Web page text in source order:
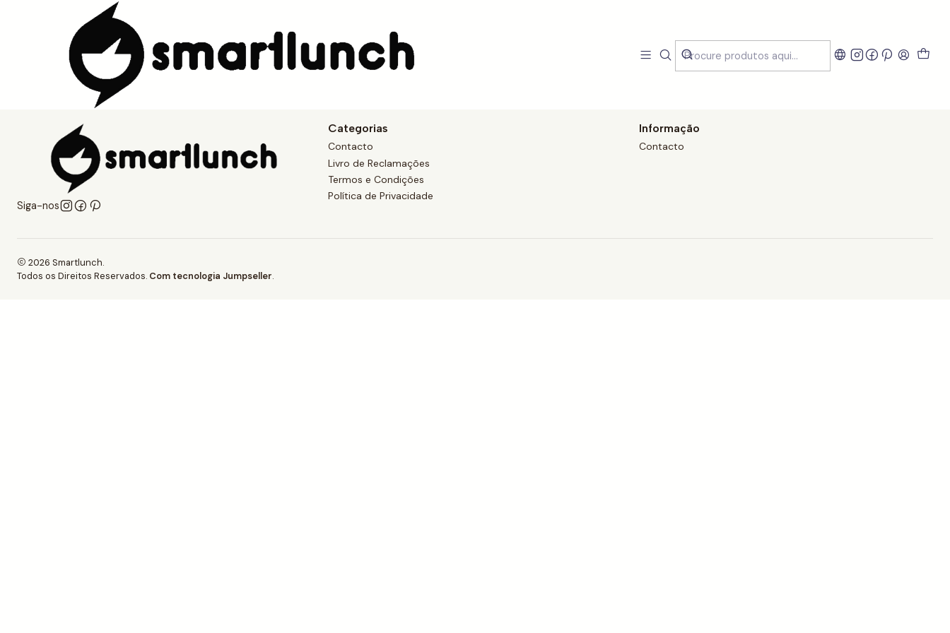
Onde estamos
Onde estamos
Siga-nos
Categorias
Contacto
Livro de Reclamações
Termos e Condições
Política de Privacidade
Informação
Contacto
2026 Smartlunch.
Todos os Direitos Reservados. Com tecnologia Jumpseller.